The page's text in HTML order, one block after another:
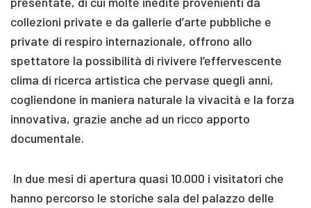
collezioni private e da gallerie d’arte pubbliche e
private di respiro internazionale, offrono allo
spettatore la possibilità di rivivere l’effervescente
clima di ricerca artistica che pervase quegli anni,
cogliendone in maniera naturale la vivacità e la forza
innovativa, grazie anche ad un ricco apporto
documentale.
In due mesi di apertura quasi 10.000 i visitatori che
hanno percorso le storiche sala del palazzo delle